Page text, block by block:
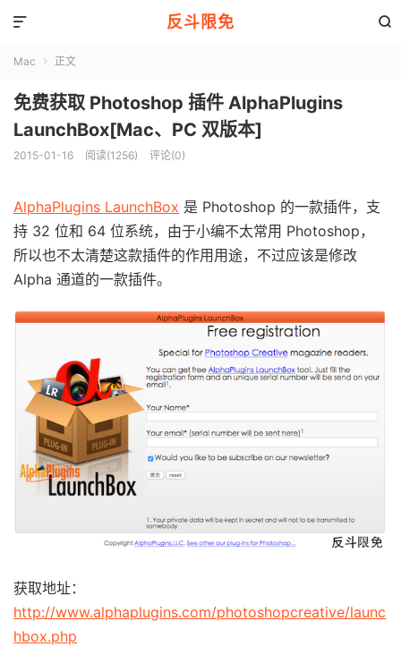
反斗限免 

Mac  正文
免费获取 Photoshop 插件 AlphaPlugins
LaunchBox[Mac、PC 双版本]
2015-01-16 阅读(1256) 评论(0)
AlphaPlugins LaunchBox 是 Photoshop 的一款插件，支
持 32 位和 64 位系统，由于小编不太常用 Photoshop，
所以也不太清楚这款插件的作用用途，不过应该是修改
Alpha 通道的一款插件。
获取地址：
http://www.alphaplugins.com/photoshopcreative/launc
hbox.php